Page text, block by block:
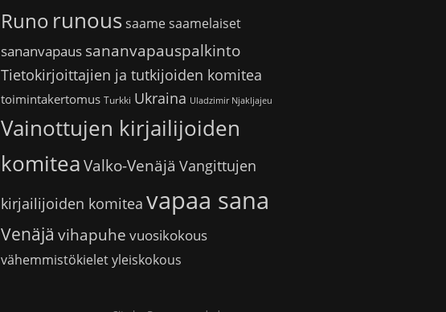
Runo runoussaamesaamelaiset
sananvapaus sananvapauspalkinto
Tietokirjoittajien ja tutkijoiden komitea
toimintakertomus Turkki Ukraina Uladzimir Njakljajeu
Vainottujen kirjailijoiden
komitea Valko-Venäjä Vangittujen
kirjailijoiden komitea vapaa sana
Venäjä vihapuhe vuosikokous
vähemmistökieletyleiskokous